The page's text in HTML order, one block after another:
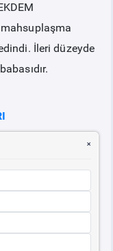
mahsuplaşma
İleri düzeyde